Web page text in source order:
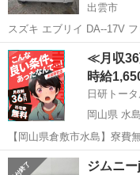
出雲市
スズキ エブリイ DA--17V フロントバンパー中古 大きなキズはありま
せん。 目だったキズもあり
かも しれませんが見た目はキ
ム ノウ...
島根 出雲市 外装、
≪月収36
時給
日研トー
岡山県 水
【岡山県倉敷市水島】寮費
《お仕事No.NS0089》 お仕事について 車の組立作業です。専用レール
に乗って流れてくる車の骨
岡山 倉敷市
ジムニ